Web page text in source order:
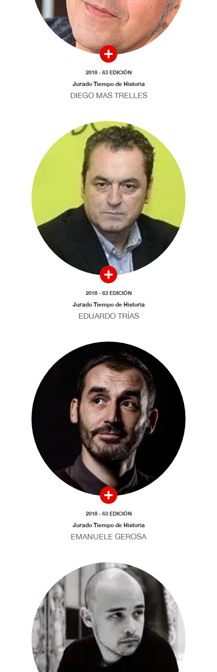
2018 - 63 EDICIÓN
Jurado Tiempo de Historia
DIEGO MAS TRELLES
2018 - 63 EDICIÓN
Jurado Tiempo de Historia
EDUARDO TRÍAS
2018 - 63 EDICIÓN
Jurado Tiempo de Historia
EMANUELE GEROSA